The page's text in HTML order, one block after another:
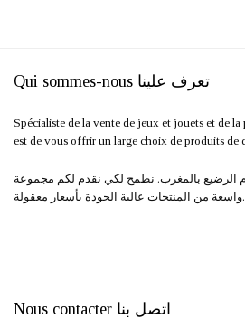
Qui sommes-nous تعرف علينا
Spécialiste de la vente de jeux et jouets et de
est de vous offrir un large choix de produits de
الرضيع بالمغرب. نطمح لكي نقدم لكم مجموعة
واسعة من المنتجات عالية الجودة بأسعار معقولة.
Nous contacter اتصل بنا